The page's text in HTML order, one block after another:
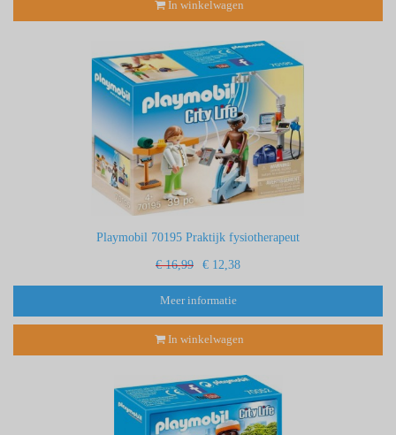
In winkelwagen
Playmobil 70195 Praktijk fysiotherapeut
€ 16,99 € 12,38
Meer informatie
In winkelwagen